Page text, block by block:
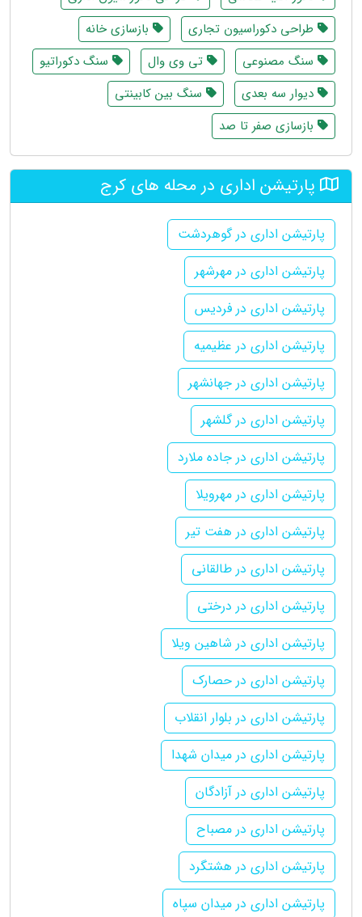
طراحی دکوراسیون تجاری
بازسازی خانه
سنگ مصنوعی
تی وی وال
سنگ دکوراتیو
دیوار سه بعدی
سنگ بین کابینتی
بازسازی صفر تا صد
پارتیشن اداری در محله های کرج
پارتیشن اداری در گوهردشت
پارتیشن اداری در مهرشهر
پارتیشن اداری در فردیس
پارتیشن اداری در عظیمیه
پارتیشن اداری در جهانشهر
پارتیشن اداری در گلشهر
پارتیشن اداری در جاده ملارد
پارتیشن اداری در مهرویلا
پارتیشن اداری در هفت تیر
پارتیشن اداری در طالقانی
پارتیشن اداری در درختی
پارتیشن اداری در شاهین ویلا
پارتیشن اداری در حصارک
پارتیشن اداری در بلوار انقلاب
پارتیشن اداری در میدان شهدا
پارتیشن اداری در آزادگان
پارتیشن اداری در مصباح
پارتیشن اداری در هشتگرد
پارتیشن اداری در میدان سپاه